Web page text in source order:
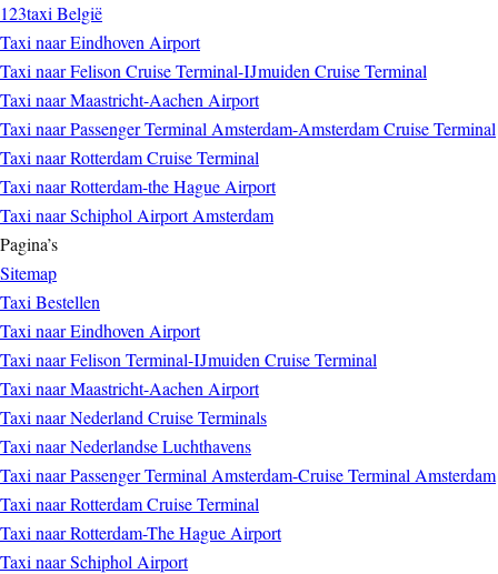
123taxi België
Taxi naar Eindhoven Airport
Taxi naar Felison Cruise Terminal-IJmuiden Cruise Terminal
Taxi naar Maastricht-Aachen Airport
Taxi naar Passenger Terminal Amsterdam-Amsterdam Cruise Terminal
Taxi naar Rotterdam Cruise Terminal
Taxi naar Rotterdam-the Hague Airport
Taxi naar Schiphol Airport Amsterdam
Pagina’s
Sitemap
Taxi Bestellen
Taxi naar Eindhoven Airport
Taxi naar Felison Terminal-IJmuiden Cruise Terminal
Taxi naar Maastricht-Aachen Airport
Taxi naar Nederland Cruise Terminals
Taxi naar Nederlandse Luchthavens
Taxi naar Passenger Terminal Amsterdam-Cruise Terminal Amsterdam
Taxi naar Rotterdam Cruise Terminal
Taxi naar Rotterdam-The Hague Airport
Taxi naar Schiphol Airport